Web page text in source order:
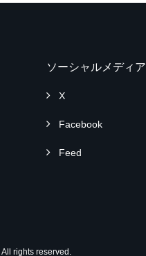
ソーシャルメディア
X
Facebook
Feed
rights reserved.